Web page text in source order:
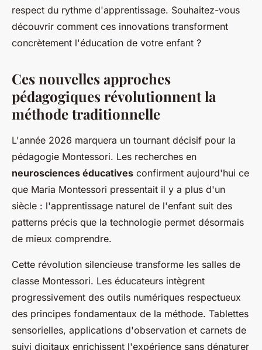
respect du rythme d'apprentissage. Souhaitez-vous
découvrir comment ces innovations transforment
concrètement l'éducation de votre enfant ?
Ces nouvelles approches
pédagogiques révolutionnent la
méthode traditionnelle
L'année 2026 marquera un tournant décisif pour la
pédagogie Montessori. Les recherches en
neurosciences éducatives confirment aujourd'hui ce
que Maria Montessori pressentait il y a plus d'un
siècle : l'apprentissage naturel de l'enfant suit des
patterns précis que la technologie permet désormais
de mieux comprendre.
Cette révolution silencieuse transforme les salles de
classe Montessori. Les éducateurs intègrent
progressivement des outils numériques respectueux
des principes fondamentaux de la méthode. Tablettes
sensorielles, applications d'observation et carnets de
suivi digitaux enrichissent l'expérience sans dénaturer